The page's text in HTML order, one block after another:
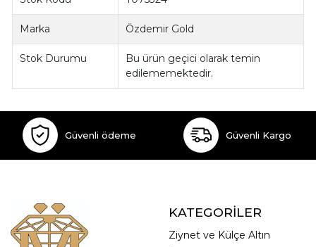
Marka Özdemir Gold
Stok Durumu
Bu ürün geçici olarak temin
edilememektedir.
Güvenli ödeme Güvenli Kargo
KATEGORİLER
Ziynet ve Külçe Altın